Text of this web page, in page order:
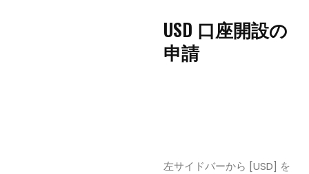
USD 口座開設の
申請
左サイドバーから [USD] を